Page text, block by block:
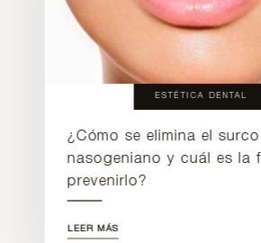
ESTÉTICA DENTAL
¿Cómo se elimina el surco
nasogeniano y cuál es la
prevenirlo?
LEER MÁS